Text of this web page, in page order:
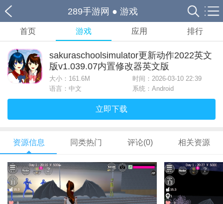
289手游网 ● 游戏
首页 游戏 应用 排行
sakuraschoolsimulator更新动作2022英文
版v1.039.07内置修改器英文版
大小： 161.6M
时间：2026-03-10 22:39
语言：中文
系统：Android
立即下载
资源信息 同类热门 评论(0) 相关资源